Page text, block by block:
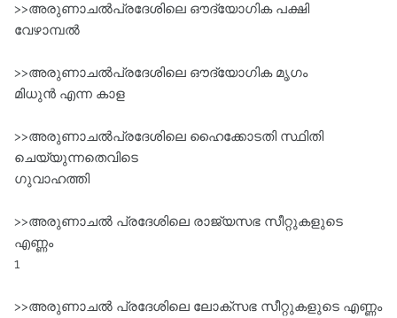
>>അരുണാചൽപ്രദേശിലെ ഔദ്യോഗിക പക്ഷി
വേഴാമ്പൽ
>>അരുണാചൽപ്രദേശിലെ ഔദ്യോഗിക മൃഗം
മിധുൻ എന്ന കാള
>>അരുണാചൽപ്രദേശിലെ ഹൈക്കോടതി സ്ഥിതി
ചെയ്യുന്നതെവിടെ
ഗുവാഹത്തി
>>അരുണാചൽ പ്രദേശിലെ രാജ്യസഭ സീറ്റുകളുടെ
എണ്ണം
1
>>അരുണാചൽ പ്രദേശിലെ ലോക്സഭ സീറ്റുകളുടെ എണ്ണം